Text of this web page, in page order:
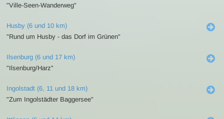
"Ville-Seen-Wanderweg"
Husby (6 und 10 km)
"Rund um Husby - das Dorf im Grünen"
Ilsenburg (6 und 17 km)
"Ilsenburg/Harz"
Ingolstadt (6, 11 und 18 km)
"Zum Ingolstädter Baggersee"